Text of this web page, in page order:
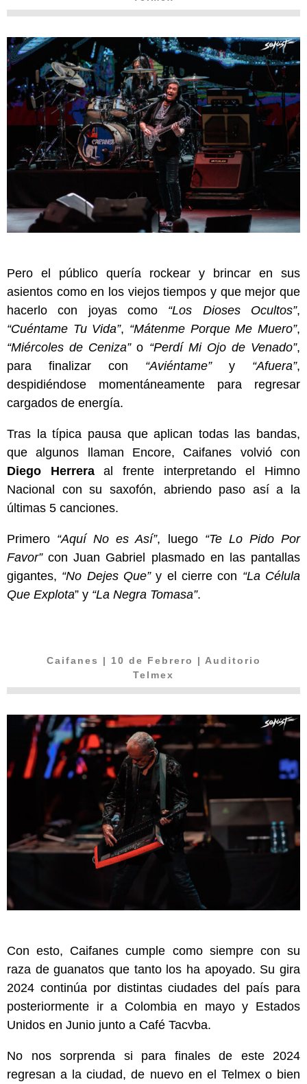
Pero el público quería rockear y brincar en sus
asientos como en los viejos tiempos y que mejor que
hacerlo con joyas como “Los Dioses Ocultos”,
“Cuéntame Tu Vida”, “Mátenme Porque Me Muero”,
“Miércoles de Ceniza”o “Perdí Mi Ojo de Venado”,
para finalizar con “Aviéntame”y “Afuera”,
despidiéndose momentáneamente para regresar
cargados de energía.
Tras la típica pausa que aplican todas las bandas,
que algunos llaman Encore, Caifanes volvió con
Diego Herreraal frente interpretando el Himno
Nacional con su saxofón, abriendo paso así a la
últimas 5 canciones.
Primero “Aquí No es Así”, luego “Te Lo Pido Por
Favor”con Juan Gabriel plasmado en las pantallas
gigantes, “No Dejes Que”y el cierre con “La Célula
Que Explota” y “La Negra Tomasa”.
Caifanes
| 10 de Febrero | Auditorio
Telmex
Con esto, Caifanes cumple como siempre con su
raza de guanatos que tanto los ha apoyado. Su gira
2024 continúa por distintas ciudades del país para
posteriormente ir a Colombia en mayo y Estados
Unidos en Junio junto a Café Tacvba.
No nos sorprenda si para finales de este 2024
regresan a la ciudad, de nuevo en el Telmex o bien